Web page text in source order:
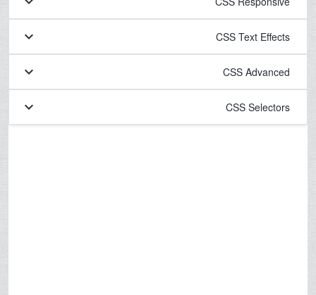
CSS Text Effects
keyboard_arrow_down
CSS Advanced
keyboard_arrow_down
CSS Selectors
keyboard_arrow_down